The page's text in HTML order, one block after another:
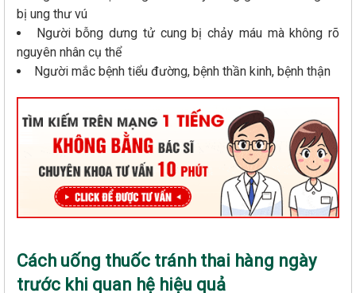
bị ung thư vú
Người bỗng dưng tử cung bị chảy máu mà không rõ
nguyên nhân cụ thể
Người mắc bệnh tiểu đường, bệnh thần kinh, bệnh thận
Cách uống thuốc tránh thai hàng ngày
trước khi quan hệ hiệu quả